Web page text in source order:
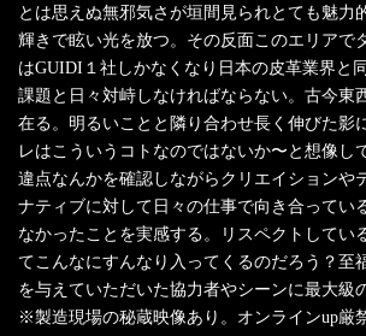
とは思えぬ無邪気さが垣間見られとても魅力
輝きで眩い光を放つ。その反面このエリアで
はGUIDI１社しかなくなり日本の皮革業界と
課題と日々対峙しなければならない。古今東
在る。明るいことと隣り合わせ長く伸びた影
レはこういうコトなのではないか〜と想像し
違点なんかを確認しながらクリエイションや
ナティブに対して日々の仕事で向き合ってい
なかったことを実感する。リスペクトしてい
てこんなにすんなり入ってくるのだろう？至
を与えていただいた協力者やシーンに最大級
※製造現場の秘蔵映像あり。オンラインup厳